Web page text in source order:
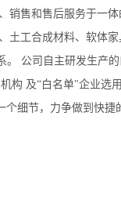
销售和售后服务于一
工合成材料、软体家
。 公司自主研发生产
构 及“白名单"企业选
细节，力争做到快捷